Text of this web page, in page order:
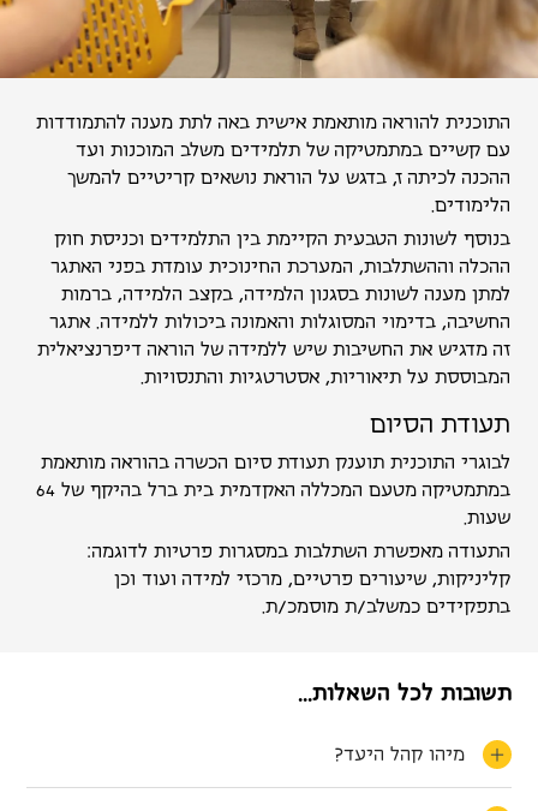
התוכנית להוראה מותאמת אישית באה לתת מענה להתמודדות
עם קשיים במתמטיקה של ‏תלמידים משלב המוכנות ועד
ההכנה לכיתה ז, בדגש על הוראת נושאים קריטיים להמשך
‏הלימודים. ‏
בנוסף לשונות הטבעית הקיימת בין התלמידים וכניסת חוק
ההכלה וההשתלבות, המערכת ‏החינוכית עומדת בפני האתגר
למתן מענה לשונות בסגנון הלמידה, בקצב הלמידה, ברמות
‏החשיבה, בדימוי המסוגלות והאמונה ביכולות ללמידה. אתגר
זה מדגיש את החשיבות שיש ‏ללמידה של הוראה דיפרנציאלית
המבוססת על תיאוריות, אסטרטגיות והתנסויות. ‏
תעודת הסיום
לבוגרי התוכנית תוענק תעודת סיום הכשרה בהוראה מותאמת
במתמטיקה מטעם המכללה ‏האקדמית בית ברל בהיקף של 64
שעות.
התעודה מאפשרת השתלבות במסגרות פרטיות לדוגמה:
קליניקות, שיעורים פרטיים, מרכזי ‏למידה ועוד וכן
בתפקידים כמשלב/ת מוסמכ/ת‎.‎
תשובות לכל השאלות...
מיהו קהל היעד?